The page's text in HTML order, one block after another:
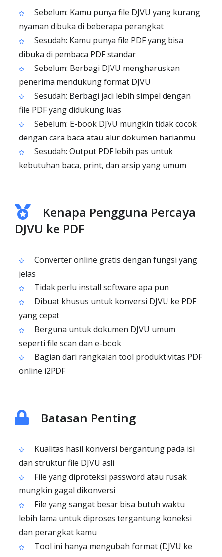
Sebelum: Kamu punya file DJVU yang kurang
nyaman dibuka di beberapa perangkat
Sesudah: Kamu punya file PDF yang bisa
dibuka di pembaca PDF standar
Sebelum: Berbagi DJVU mengharuskan
penerima mendukung format DJVU
Sesudah: Berbagi jadi lebih simpel dengan
file PDF yang didukung luas
Sebelum: E-book DJVU mungkin tidak cocok
dengan cara baca atau alur dokumen harianmu
Sesudah: Output PDF lebih pas untuk
kebutuhan baca, print, dan arsip yang umum
Kenapa Pengguna Percaya
DJVU ke PDF
Converter online gratis dengan fungsi yang
jelas
Tidak perlu install software apa pun
Dibuat khusus untuk konversi DJVU ke PDF
yang cepat
Berguna untuk dokumen DJVU umum
seperti file scan dan e-book
Bagian dari rangkaian tool produktivitas PDF
online i2PDF
Batasan Penting
Kualitas hasil konversi bergantung pada isi
dan struktur file DJVU asli
File yang diproteksi password atau rusak
mungkin gagal dikonversi
File yang sangat besar bisa butuh waktu
lebih lama untuk diproses tergantung koneksi
dan perangkat kamu
Tool ini hanya mengubah format (DJVU ke